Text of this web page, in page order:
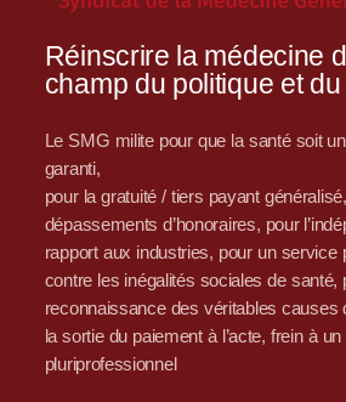
Réinscrire la médecine
champ du politique et du
Le SMG milite pour que la santé soit
garanti,
pour la gratuité / tiers payant
dépassements d’honoraires, pour
rapport aux industries, pour un service
contre les inégalités sociales de santé,
reconnaissance des véritables causes
la sortie du paiement à l’acte, frein à
pluriprofessionnel